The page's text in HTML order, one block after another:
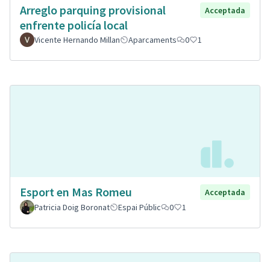
Arreglo parquing provisional
enfrente policía local
Acceptada
Vicente Hernando Millan Aparcaments 0 1
Esport en Mas Romeu
Acceptada
Patricia Doig Boronat
Espai Públic 0 1